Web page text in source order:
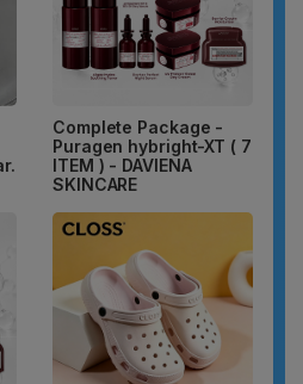
Complete Package -
Puragen hybright-XT ( 7
ITEM ) - DAVIENA
SKINCARE